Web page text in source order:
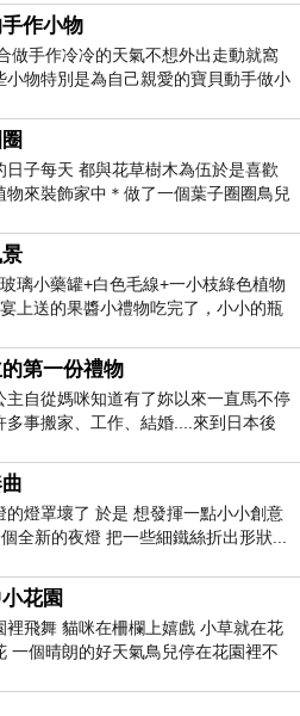
作小物
做手作冷冷的天氣不想外出走動就窩
小物特別是為自己親愛的寶貝動手做小
...
日子每天 都與花草樹木為伍於是喜歡
物來裝飾家中＊做了一個葉子圈圈鳥兒
...
璃小藥罐+白色毛線+一小枝綠色植物
上送的果醬小禮物吃完了，小小的瓶
第一份禮物
主自從媽咪知道有了妳以來一直馬不停
多事搬家、工作、結婚....來到日本後
的燈罩壞了 於是 想發揮一點小小創意
全新的夜燈 把一些細鐵絲折出形狀...
花園
裡飛舞 貓咪在柵欄上嬉戲 小草就在花
一個晴朗的好天氣鳥兒停在花園裡不